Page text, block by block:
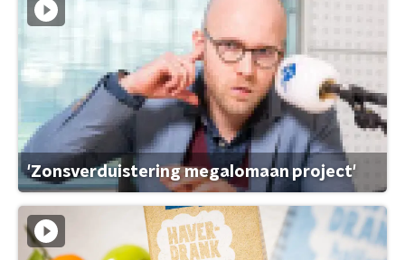
'Zonsverduistering megalomaan project'